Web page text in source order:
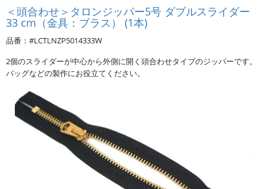
ド
ッ
ト・
ェ
ー
ー
＜頭合わせ＞タロンジッパー5号 ダブルスライダー
33 cm（金具：ブラス） (1本)
品番：#LCTLNZP5014333W
2個のスライダーが中心から外側に開く頭合わせタイプのジッパーです。
バッグなどの製作にお役立てください。